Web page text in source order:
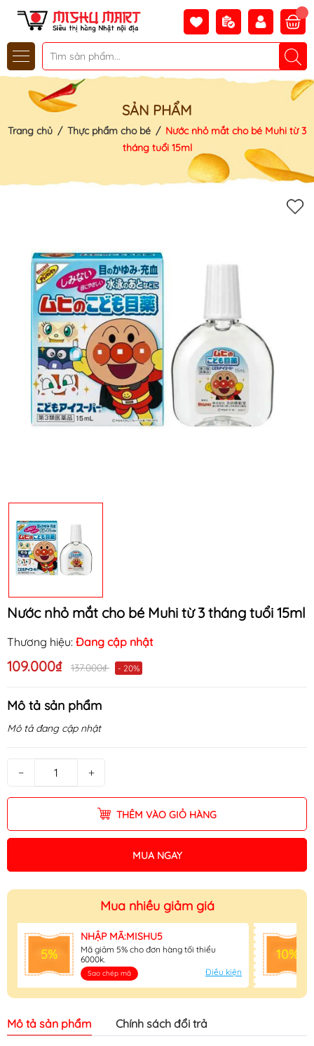
SẢN PHẨM
Trang chủ / Thực phẩm cho bé / Nước nhỏ mắt cho bé Muhi từ 3
tháng tuổi 15ml
Nước nhỏ mắt cho bé Muhi từ 3 tháng tuổi 15ml
Thương hiệu: Đang cập nhật
109.000₫ 137.000₫ - 20%
Mô tả sản phẩm
Mô tả đang cập nhật
− +
THÊM VÀO GIỎ HÀNG
MUA NGAY
Mua nhiều giảm giá
5%
NHẬP MÃ:MISHU5
Mã giảm 5% cho đơn hàng tối thiểu
6000k.
Sao chép mã Điều kiện
10%
Mã khuyến mãi:
Điều kiện:
Mô tả sản phẩm Chính sách đổi trả